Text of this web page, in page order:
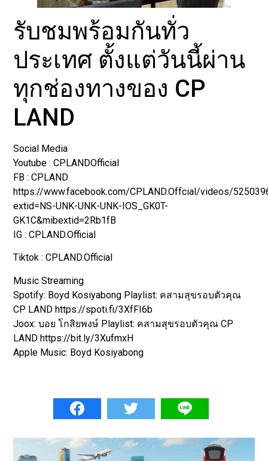
รับชมพร้อมกันทั่ว
ประเทศ ตั้งแต่วันนี้ผ่าน
ทุกช่องทางของ CP
LAND
Social Media
Youtube : CPLANDOfficial
FB : CPLAND
https://www.facebook.com/CPLAND.Offcial/videos/
extid=NS-UNK-UNK-UNK-IOS_GK0T-
GK1C&mibextid=2Rb1fB
IG : CPLAND.Official
Tiktok : CPLAND.Official
Music Streaming
Spotify: Boyd Kosiyabong Playlist: คสามสุขรอบตัวคุณ
CP LAND https://spoti.fi/3XfFI6b
Joox: บอย โกสิยพงษ์ Playlist: คสามสุขรอบตัวคุณ CP
LAND https://bit.ly/3XufmxH
Apple Music: Boyd Kosiyabong